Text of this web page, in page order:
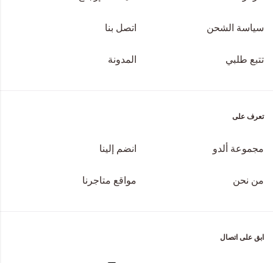
مجموعة رمضان
سياسة الشحن اتصل بنا
تتبع طلبي المدونة
تعرف على
مجموعة ألدو انضم إلينا
من نحن مواقع متاجرنا
ابق على اتصال